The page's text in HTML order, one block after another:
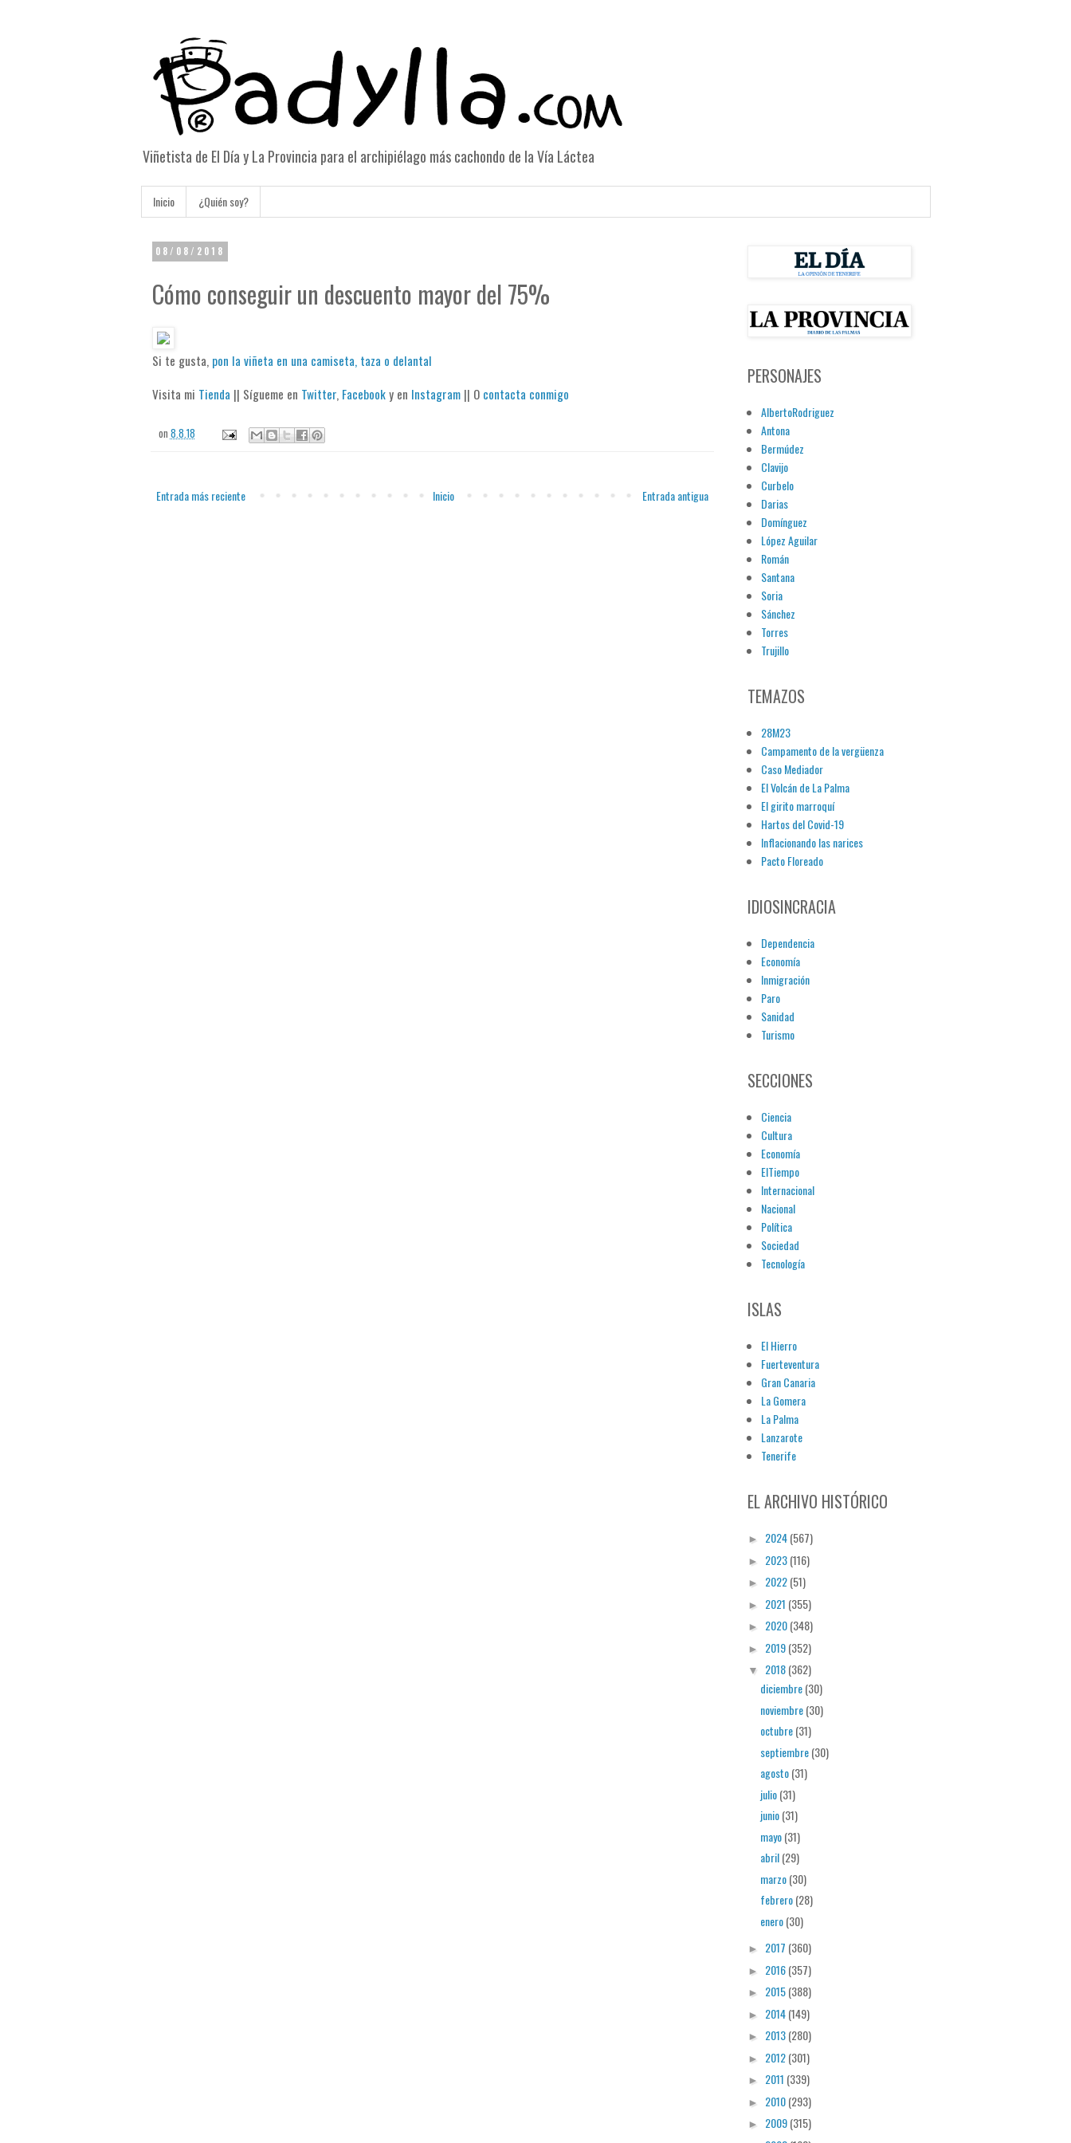
Viñetista de El Día y La Provincia para el archipiélago más cachondo de la Vía Láctea
Inicio ¿Quién soy?
08/08/2018
Cómo conseguir un descuento mayor del 75%
Si te gusta, pon la viñeta en una camiseta, taza o delantal
Visita mi Tienda || Sígueme en Twitter, Facebooky en Instagram|| O contacta conmigo
on 8.8.18
Entrada más reciente Entrada antigua
Inicio
PERSONAJES
AlbertoRodriguez
Antona
Bermúdez
Clavijo
Curbelo
Darias
Domínguez
López Aguilar
Román
Santana
Soria
Sánchez
Torres
Trujillo
TEMAZOS
28M23
Campamento de la vergüenza
Caso Mediador
El Volcán de La Palma
El girito marroquí
Hartos del Covid-19
Inflacionando las narices
Pacto Floreado
IDIOSINCRACIA
Dependencia
Economía
Inmigración
Paro
Sanidad
Turismo
SECCIONES
Ciencia
Cultura
Economía
ElTiempo
Internacional
Nacional
Política
Sociedad
Tecnología
ISLAS
El Hierro
Fuerteventura
Gran Canaria
La Gomera
La Palma
Lanzarote
Tenerife
EL ARCHIVO HISTÓRICO
► 2024(567)
► 2023(116)
► 2022(51)
► 2021 (355)
► 2020(348)
► 2019(352)
▼ 2018(362)
diciembre(30)
noviembre(30)
octubre(31)
septiembre(30)
agosto(31)
julio(31)
junio(31)
mayo(31)
abril(29)
marzo(30)
febrero(28)
enero(30)
► 2017 (360)
► 2016(357)
► 2015(388)
► 2014(149)
► 2013(280)
► 2012(301)
► 2011 (339)
► 2010(293)
► 2009(315)